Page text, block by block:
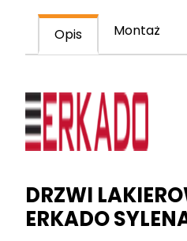
Opis Montaż
DRZWI
ERKADO